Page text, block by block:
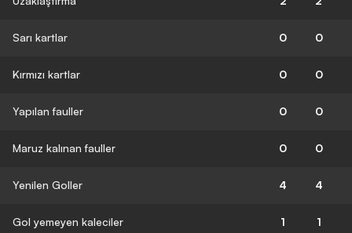
Sarı kartlar 0 0
Kırmızı kartlar 0 0
Yapılan fauller 0 0
Maruz kalınan fauller 0 0
Yenilen Goller 4 4
Gol yemeyen kaleciler 1 1